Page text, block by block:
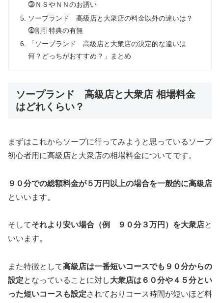
⓷ＮＳやＮＮのお誘い
ソープランド 高級店と大衆店の料金以外の違いは？
⓸割引特典の有無
「ソープランド 高級店と大衆店の決定的な違いは
何？どっちがおすすめ？」まとめ
ソープランド 高級店と大衆店 相場料金
はどれくらい？
まずはこれからソープに行ってみようと思っているソープ
初心者用に高級店と大衆店の相場料金についてです。
９０分での総額料金が５万円以上の場合を一般的に高級店
といいます。
そしてそれより安い場合（例 ９０分３万円）を大衆店と
いいます。
また特徴として高級店は一番短いコースでも９０分からの
設定となっていることに対し大衆店は６０分や４５分とい
った短いコースも設定されておりコース時間が短いほど料